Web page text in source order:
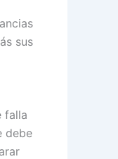
sus
falla
debe